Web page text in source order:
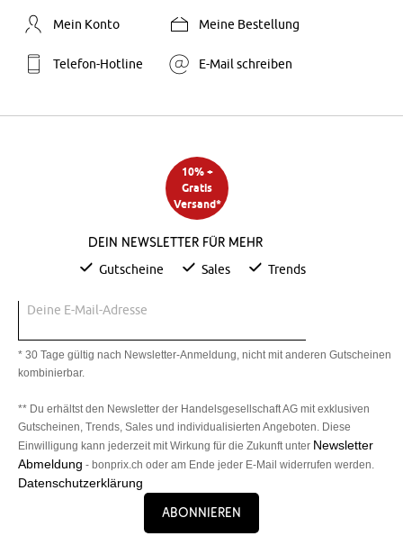
Mein Konto Meine Bestellung
Telefon-Hotline E-Mail schreiben
10% +
Gratis
Versand*
Dein Newsletter für mehr
Gutscheine Sales Trends
Deine E-Mail-Adresse
* 30 Tage gültig nach Newsletter-Anmeldung, nicht mit anderen Gutscheinen
kombinierbar.
** Du erhältst den Newsletter der Handelsgesellschaft AG mit exklusiven
Gutscheinen, Trends, Sales und individualisierten Angeboten. Diese
Einwilligung kann jederzeit mit Wirkung für die Zukunft unter Newsletter
Abmeldung - bonprix.ch oder am Ende jeder E-Mail widerrufen werden.
Datenschutzerklärung
Abonnieren